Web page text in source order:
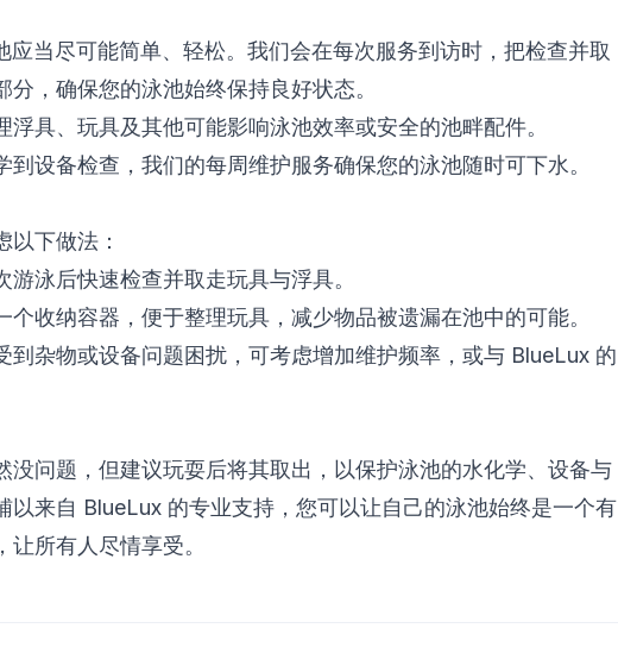
应当尽可能简单、轻松。我们会在每次服务到访时，把检查并取
，确保您的泳池始终保持良好状态。
浮具、玩具及其他可能影响泳池效率或安全的池畔配件。
到设备检查，我们的每周维护服务确保您的泳池随时可下水。
下做法：
游泳后快速检查并取走玩具与浮具。
个收纳容器，便于整理玩具，减少物品被遗漏在池中的可能。
到杂物或设备问题困扰，可考虑增加维护频率，或与 BlueLux 的
没问题，但建议玩耍后将其取出，以保护泳池的水化学、设备与
以来自 BlueLux 的专业支持，您可以让自己的泳池始终是一个有
所有人尽情享受。